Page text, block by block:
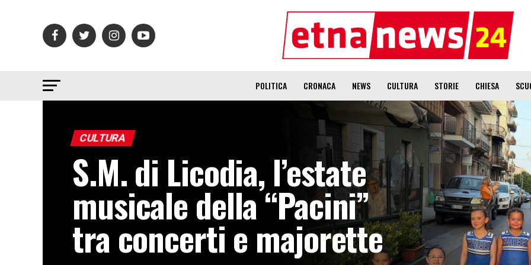
POLITICA CRONACA NEWS CULTURA STORIE CHIESA
CULTURA
S.M. di Licodia, l’estate
musicale della “Pacini”
tra concerti e majorette